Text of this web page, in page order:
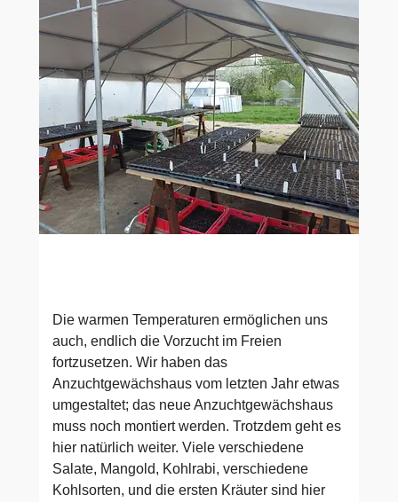
Die warmen Temperaturen ermöglichen uns
auch, endlich die Vorzucht im Freien
fortzusetzen. Wir haben das
Anzuchtgewächshaus vom letzten Jahr etwas
umgestaltet; das neue Anzuchtgewächshaus
muss noch montiert werden. Trotzdem geht es
hier natürlich weiter. Viele verschiedene
Salate, Mangold, Kohlrabi, verschiedene
Kohlsorten, und die ersten Kräuter sind hier